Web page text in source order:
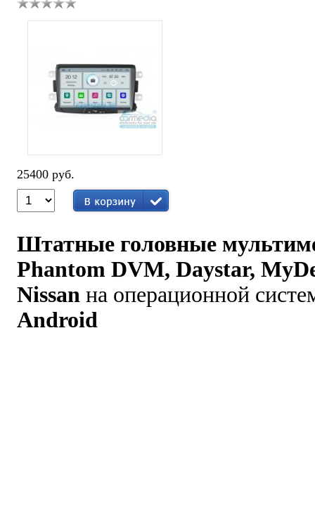
25400 руб.
Штатные головные
Phantom DVM, Daystar,
Nissan на операционной
Android